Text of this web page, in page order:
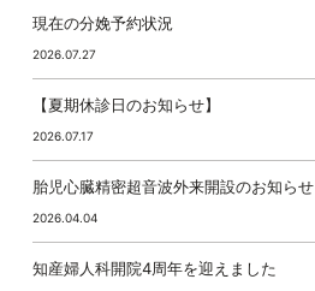
現在の分娩予約状況
2026.07.27
【夏期休診日のお知らせ】
2026.07.17
胎児心臓精密超音波外来開設のお知らせ
2026.04.04
知産婦人科開院4周年を迎えました